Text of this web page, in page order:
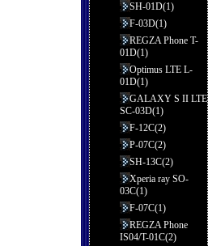
SH-01D(1)
F-03D(1)
REGZA Phone T-
01D(1)
Optimus LTE L-
01D(1)
GALAXY S II LTE
SC-03D(1)
F-12C(2)
P-07C(2)
SH-13C(2)
Xperia ray SO-
03C(1)
F-07C(1)
REGZA Phone
IS04/T-01C(2)